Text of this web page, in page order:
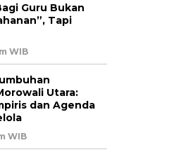
Guru Bukan
Tapi
WIB
Utara:
dan Agenda
WIB